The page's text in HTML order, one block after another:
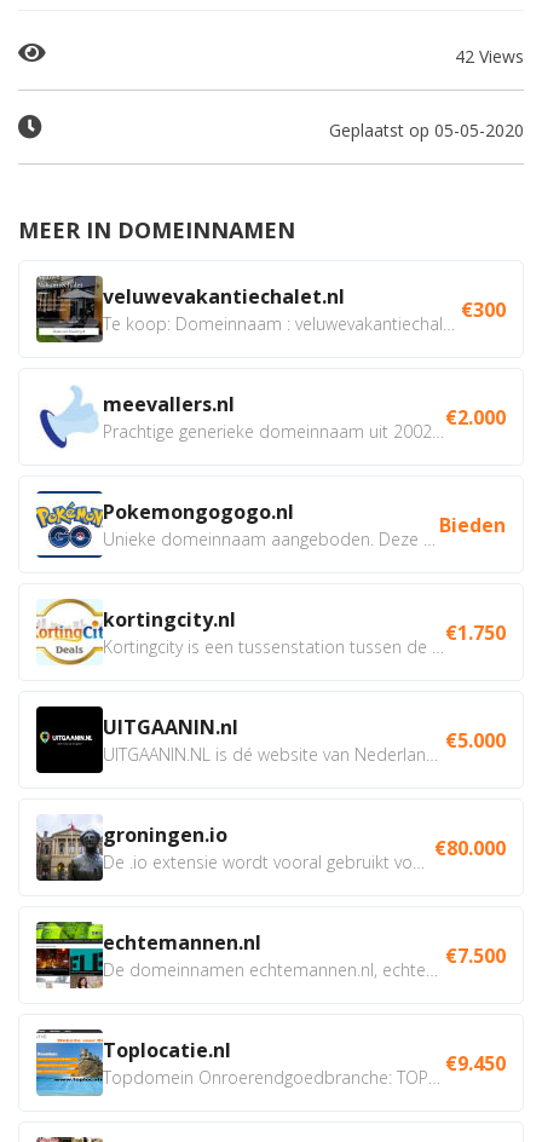
42 Views
Geplaatst op 05-05-2020
MEER IN DOMEINNAMEN
veluwevakantiechalet.nl €300
meevallers.nl €2.000
Pokemongogogo.nl Bieden
kortingcity.nl €1.750
UITGAANIN.nl €5.000
groningen.io €80.000
echtemannen.nl €7.500
Toplocatie.nl €9.450